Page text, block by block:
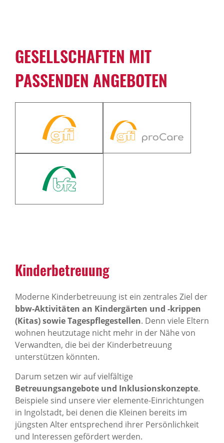
GESELL­SCHAFTEN MIT
PASSENDEN ANGE­BOTEN
Kinder­be­treuung
Moderne Kinderbetreuung ist ein zentrales Ziel der
bbw-Aktivitäten an Kindergärten und -krippen
(Kitas) sowie Tagespflegestellen. Denn viele Eltern
wohnen heutzutage nicht mehr in der Nähe von
Verwandten, die bei der Kinderbetreuung
unterstützen könnten.
Darum setzen wir auf vielfältige
Betreuungsangebote und Inklusionskonzepte.
Beispiele sind unsere vier elemente-Einrichtungen
in Ingolstadt, bei denen die Kleinen bereits im
jüngsten Alter entsprechend ihrer Persönlichkeit
und Interessen gefördert werden.